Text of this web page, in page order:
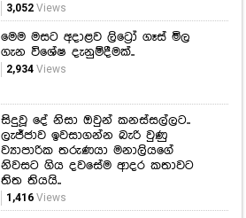
3,052Views
මෙම මසට අදාළව ලිට්‍රෝ ගෑස් මිල
ගැන විශේෂ දැනුම්දීමක්..
2,934Views
සිදුවූ දේ නිසා ඔවුන් කනස්සල්ලට..
ලැජ්ජාව ඉවසාගන්න බැරි වුණු
ව්‍යාපාරික තරුණයා මනාලියගේ
නිවසට ගිය දවසේම ආදර කතාවට
තිත තියයි..
1,416Views